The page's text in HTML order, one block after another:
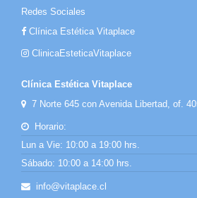
Redes Sociales
Clínica Estética Vitaplace
ClinicaEsteticaVitaplace
Clínica Estética Vitaplace
7 Norte 645 con Avenida Libertad, of.
Horario:
Lun a Vie: 10:00 a 19:00 hrs.
Sábado: 10:00 a 14:00 hrs.
info@vitaplace.cl